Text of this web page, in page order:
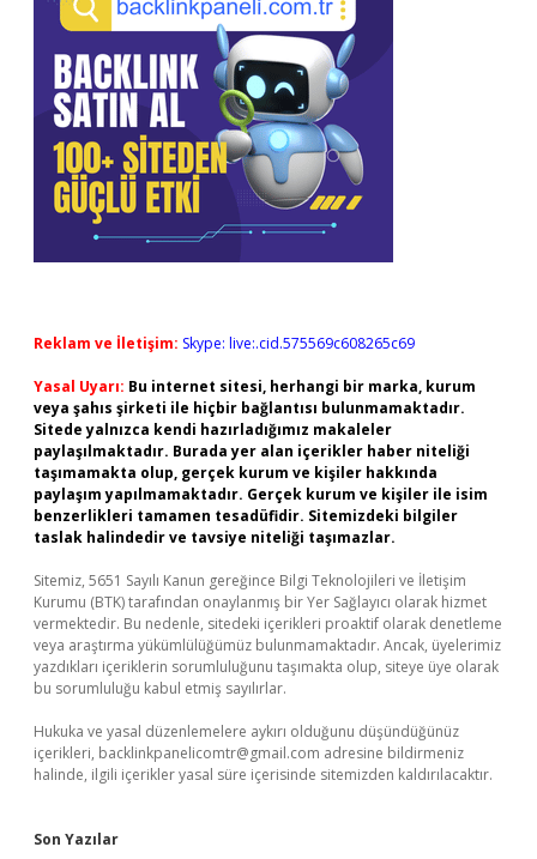
Reklam ve İletişim: Skype: live:.cid.575569c608265c69
Yasal Uyarı: Bu internet sitesi, herhangi bir marka, kurum
veya şahıs şirketi ile hiçbir bağlantısı bulunmamaktadır.
Sitede yalnızca kendi hazırladığımız makaleler
paylaşılmaktadır. Burada yer alan içerikler haber niteliği
taşımamakta olup, gerçek kurum ve kişiler hakkında
paylaşım yapılmamaktadır. Gerçek kurum ve kişiler ile isim
benzerlikleri tamamen tesadüfidir. Sitemizdeki bilgiler
taslak halindedir ve tavsiye niteliği taşımazlar.
Sitemiz, 5651 Sayılı Kanun gereğince Bilgi Teknolojileri ve İletişim
Kurumu (BTK) tarafından onaylanmış bir Yer Sağlayıcı olarak hizmet
vermektedir. Bu nedenle, sitedeki içerikleri proaktif olarak denetleme
veya araştırma yükümlülüğümüz bulunmamaktadır. Ancak, üyelerimiz
yazdıkları içeriklerin sorumluluğunu taşımakta olup, siteye üye olarak
bu sorumluluğu kabul etmiş sayılırlar.
Hukuka ve yasal düzenlemelere aykırı olduğunu düşündüğünüz
içerikleri, backlinkpanelicomtr@gmail.com adresine bildirmeniz
halinde, ilgili içerikler yasal süre içerisinde sitemizden kaldırılacaktır.
Son Yazılar